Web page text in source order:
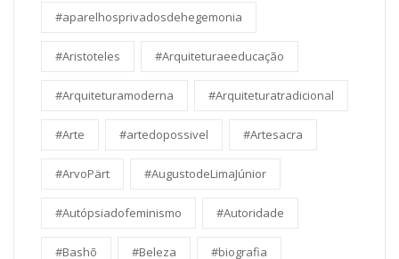
#aparelhosprivadosdehegemonia
#Aristoteles #Arquiteturaeeducação
#Arquiteturamoderna #Arquiteturatradicional
#Arte #artedopossivel #Artesacra
#ArvoPärt #AugustodeLimaJúnior
#Autópsiadofeminismo #Autoridade
#Bashō #Beleza #biografia